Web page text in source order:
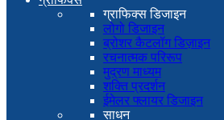
ग्राफिक्स डिजाइन
लोगो डिजाइन
ब्रोशर कैटलॉग डिज़ाइन
रचनात्मक परिरूप
मुद्रण माध्यम
शक्ति प्रदर्शन
ईमेलर फ्लायर डिजाइन
साधन